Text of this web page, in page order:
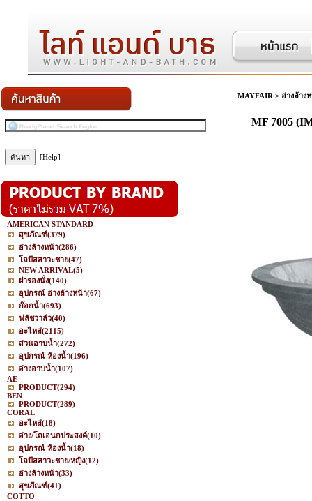
[Help]
AMERICAN STANDARD
สุขภัณฑ์(379)
อ่างล้างหน้า(286)
โถปัสสาวะชาย(47)
NEW ARRIVAL(5)
ฝารองนั่ง(140)
อุปกรณ์-อ่างล้างหน้า(67)
ก๊อกน้ำ(693)
ฟลัชวาล์ว(40)
อะไหล่(2115)
ส่วนอาบน้ำ(272)
อุปกรณ์-ห้องน้ำ(196)
อ่างอาบน้ำ(107)
AE
PRODUCT(294)
BEN
PRODUCT(289)
CORAL
อะไหล่(18)
อ่าง/โถเอนกประสงค์(10)
อุปกรณ์-ห้องน้ำ(18)
โถปัสสาวะชาย/หญิง(12)
อ่างล้างหน้า(33)
สุขภัณฑ์(41)
COTTO
MAYFAIR > อ่างล้าง
MF 7005